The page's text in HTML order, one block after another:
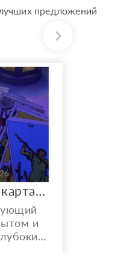
предложений
Расклады на картах Таро. Таролог онлайн.
и